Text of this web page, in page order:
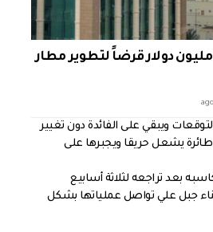
أبوظبي للتنمية: 40 مليون دولار قرضاً لتطوير مطار
التوقعات ويبقي على الفائدة دون تغيير
يشعل حريقا ويجبرها على
بعد تراجعه لثلاثة أسابيع
جبل علي تواصل عملياتها بشكل